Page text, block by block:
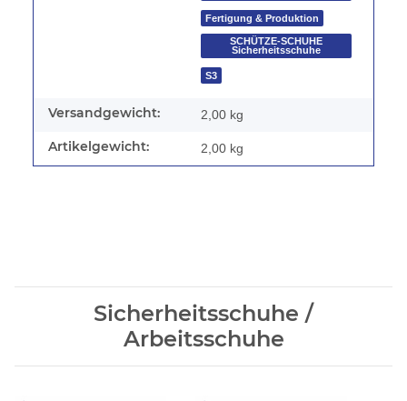
Fertigung & Produktion
SCHÜTZE-SCHUHE
Sicherheitsschuhe
S3
Versandgewicht: 2,00 kg
Artikelgewicht: 2,00 kg
Sicherheitsschuhe /
Arbeitsschuhe